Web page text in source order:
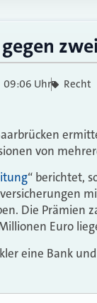
09:06 Uhr Recht
von
“ berichtet,
Die Prämien
Euro
eine Bank